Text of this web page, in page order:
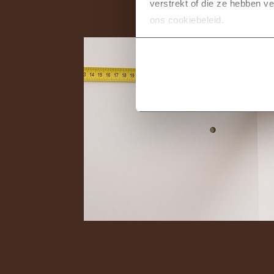
verstrekt of die ze hebben
ons cookiebeleid.